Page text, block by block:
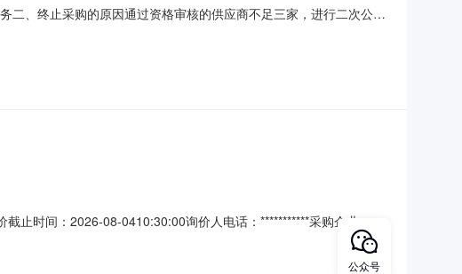
、终止采购的原因通过资格审核的供应商不足三家，进行二次公告
止时间：2026-08-0410:30:00询价人电话：***********采购企业：浙
不允许供应商提交多个报价方案报价币种：人民币付款方式:其他报
分类服务/其他未分类服务机房艾默精密空
公众号